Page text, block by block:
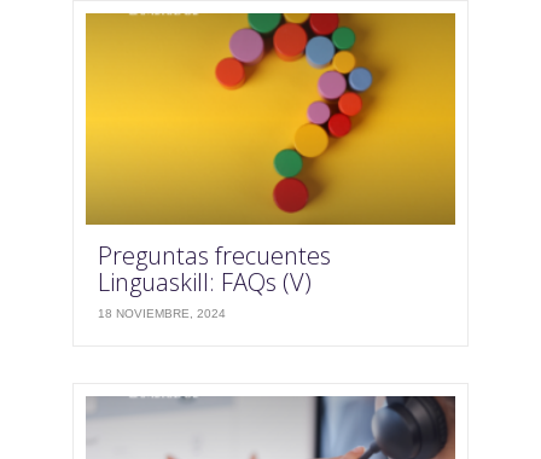
Preguntas frecuentes
Linguaskill: FAQs (V)
18 NOVIEMBRE, 2024